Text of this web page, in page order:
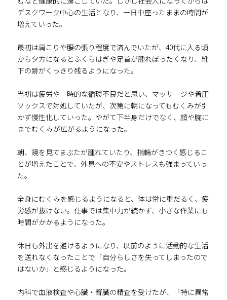
デスクワーク中心の生活となり、一日中座ったままの時間が
増えていった。
最初は肩こりや腰の張り程度で済んでいたが、40代に入る頃
から夕方になるとふくらはぎや足首が腫れぼったくなり、靴
下の跡がくっきり残るようになった。
当初は疲労や一時的な循環不良だと思い、マッサージや着圧
ソックスで対処していたが、次第に朝になってもむくみが引
かず慢性化していった。やがて下半身だけでなく、顔や腕に
までむくみが広がるようになった。
朝、鏡を見てまぶたが腫れていたり、指輪がきつく感じるこ
とが増えたことで、外見への不安やストレスも強まっていっ
た。
全身にむくみを感じるようになると、体は常に重だるく、疲
労感が抜けない。仕事では集中力が続かず、小さな作業にも
時間がかかるようになった。
休日も外出を避けるようになり、以前のように活動的な生活
を送れなくなったことで「自分らしさを失ってしまったので
はないか」と感じるようになった。
内科で血液検査や心臓・腎臓の精査を受けたが、「特に異常